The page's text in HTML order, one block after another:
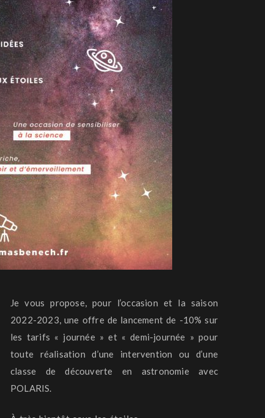
Je vous propose, pour l’occasion et la saison
2022-2023, une offre de lancement de -10% sur
les tarifs « journée » et « demi-journée » pour
toute réalisation d’une intervention ou d’une
classe de découverte en astronomie avec
POLARIS.